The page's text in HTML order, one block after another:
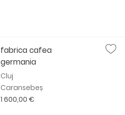
fabrica cafea
germania
Cluj
Caransebeș
1 600,00 €